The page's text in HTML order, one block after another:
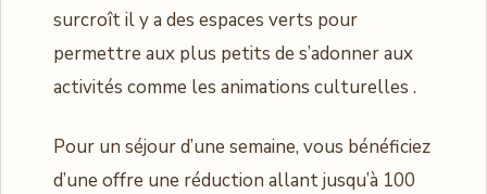
surcroît il y a des espaces verts pour
permettre aux plus petits de s’adonner aux
activités comme les animations culturelles .
Pour un séjour d’une semaine, vous bénéficiez
d’une offre une réduction allant jusqu’à 100